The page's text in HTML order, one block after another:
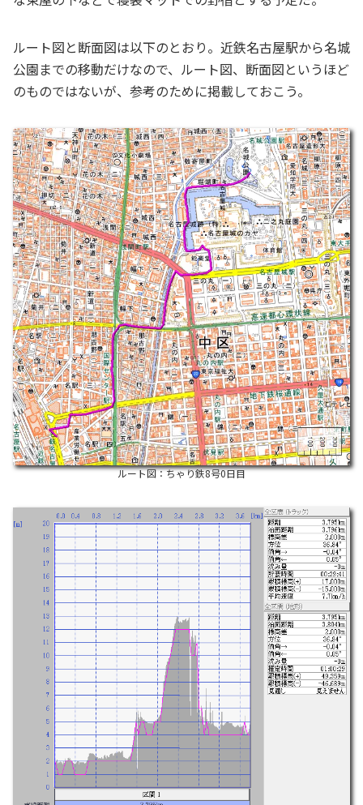
ルート図と断面図は以下のとおり。近鉄名古屋駅から名城
公園までの移動だけなので、ルート図、断面図というほど
のものではないが、参考のために掲載しておこう。
ルート図：ちゃり鉄8号0日目